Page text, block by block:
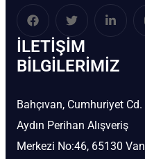
İLETIŞIM
BİLGILERIMIZ
Bahçıvan, Cumhuriyet Cd.
Aydın Perihan Alışveriş
Merkezi No:46, 65130 Van